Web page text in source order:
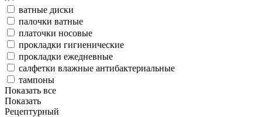
ватные диски
палочки ватные
платочки носовые
прокладки гигиенические
прокладки ежедневные
салфетки влажные антибактериальные
тампоны
Показать все
Показать
Рецептурный